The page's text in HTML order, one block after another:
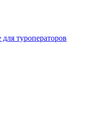
туроператоров